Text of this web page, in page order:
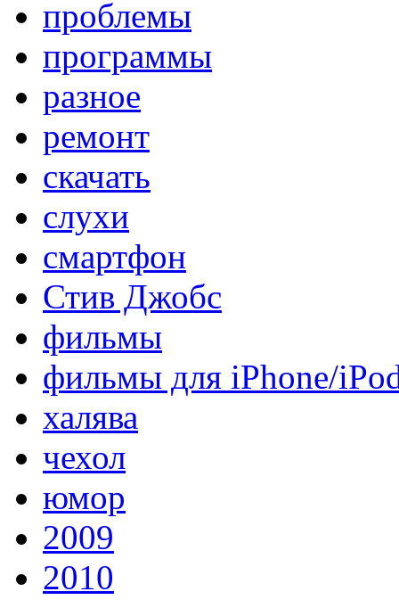
проблемы
программы
разное
ремонт
скачать
слухи
смартфон
Стив Джобс
фильмы
фильмы для iPhone/
халява
чехол
юмор
2009
2010